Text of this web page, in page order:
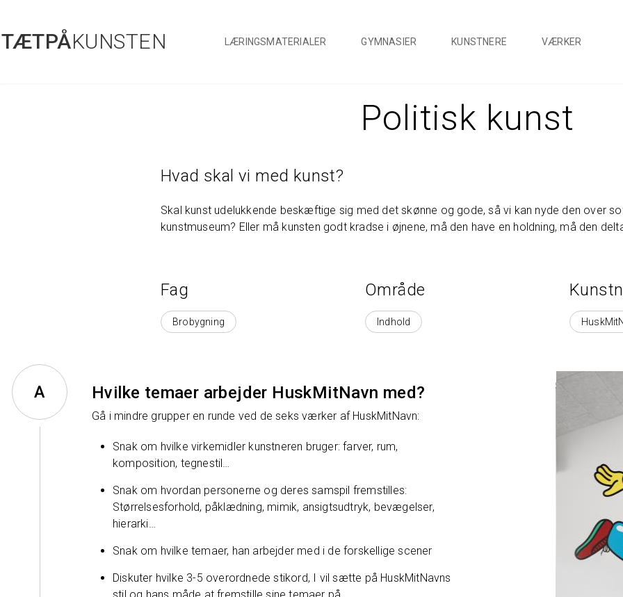
hovedindhold
TÆTPÅKUNSTEN LÆRINGSMATERIALER GYMNASIER KUNSTNERE VÆRKER
Politisk kunst
Hvad skal vi med kunst?
Skal kunst udelukkende beskæftige sig med det skønne og gode, så vi kan nyde den over
kunstmuseum? Eller må kunsten godt kradse i øjnene, må den have en holdning, må den
Fag
Brobygning
Område
Område
Indhold
Hvilke temaer arbejder HuskMitNavn med?
Gå i mindre grupper en runde ved de seks værker af HuskMitNavn:
Snak om hvilke virkemidler kunstneren bruger: farver, rum,
komposition, tegnestil…
Snak om hvordan personerne og deres samspil fremstilles:
Størrelsesforhold, påklædning, mimik, ansigtsudtryk, bevægelser,
hierarki…
Snak om hvilke temaer, han arbejder med i de forskellige scener
Diskuter hvilke 3-5 overordnede stikord, I vil sætte på HuskMitNavns